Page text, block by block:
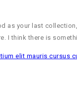
as your last
I think there is
elit mauris cursus